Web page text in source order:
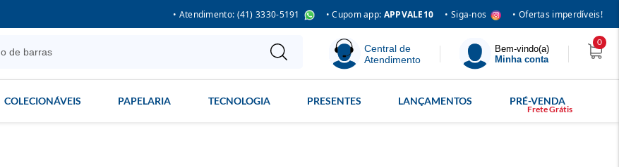
• Atendimento: (41) 3330-5191 • Cupom app: APPVALE10 • Siga-nos • Ofertas imperdíveis!
Central de
Atendimento
Bem-vindo(a)
Minha conta
0
COLECIONÁVEIS PAPELARIA TECNOLOGIA PRESENTES LANÇAMENTOS PRÉ-VENDA